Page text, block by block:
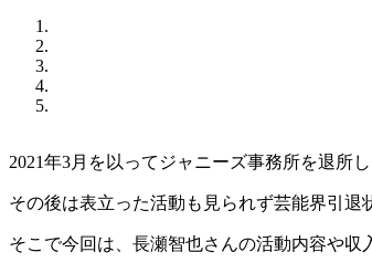
2021年3月を以ってジャニーズ事務所を退所し
その後は表立った活動も見られず芸能界引
そこで今回は、長瀬智也さんの活動内容や収